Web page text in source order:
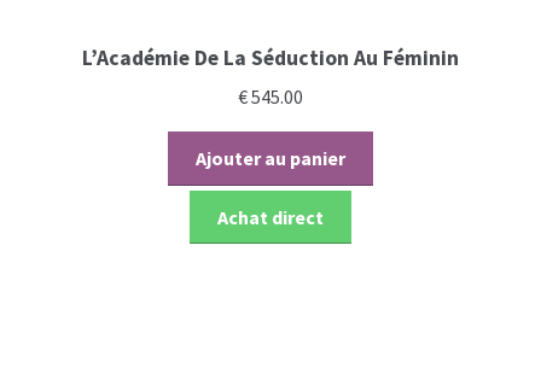
L’Académie De La Séduction Au Féminin
€545.00
Ajouter au panier
Achat direct